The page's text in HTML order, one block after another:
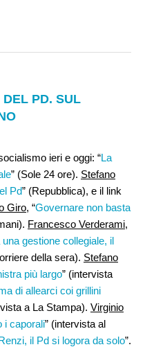
DEL PD. SUL
ieri e oggi: “La
” (Sole 24 ore). Stefano
Pd” (Repubblica), e il link
Giro, “Governare non basta
Francesco Verderami,
gestione collegiale, il
della sera). Stefano
più largo” (intervista
di allearci coi grillini
a La Stampa). Virginio
i caporali” (intervista al
il Pd si logora da solo”.